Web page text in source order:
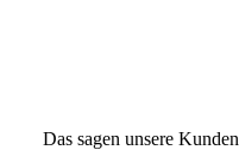
Das sagen unsere Kunden